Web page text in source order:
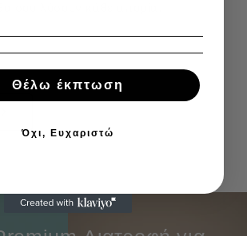
σου λύσουν κάθε απορία.
Θέλω έκπτωση
Όχι, Ευχαριστώ